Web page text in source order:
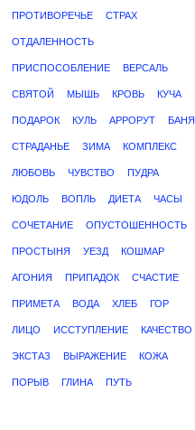
ПРОТИВОРЕЧЬЕ СТРАХ
ОТДАЛЕННОСТЬ
ПРИСПОСОБЛЕНИЕ ВЕРСАЛЬ
СВЯТОЙ МЫШЬ КРОВЬ КУЧА
ПОДАРОК КУЛЬ АРРОРУТ БАНЯ
СТРАДАНЬЕ ЗИМА КОМПЛЕКС
ЛЮБОВЬ ЧУВСТВО ПУДРА
ЮДОЛЬ ВОПЛЬ ДИЕТА ЧАСЫ
СОЧЕТАНИЕ ОПУСТОШЕННОСТЬ
ПРОСТЫНЯ УЕЗД КОШМАР
АГОНИЯ ПРИПАДОК СЧАСТИЕ
ПРИМЕТА ВОДА ХЛЕБ ГОР
ЛИЦО ИССТУПЛЕНИЕ КАЧЕСТВО
ЭКСТАЗ ВЫРАЖЕНИЕ КОЖА
ПОРЫВ ГЛИНА ПУТЬ